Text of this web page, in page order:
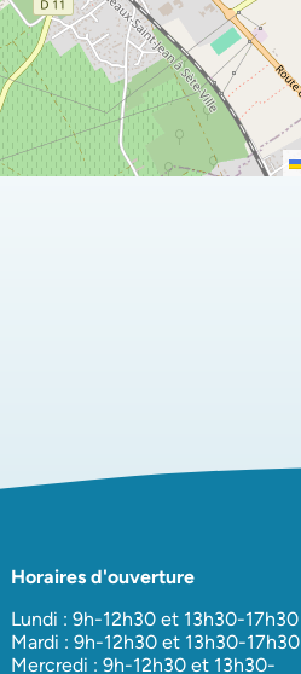
onglet)
un nouvel onglet)
Horaires d'ouverture
Lundi : 9h-12h30 et 13h30-17h30
Mardi : 9h-12h30 et 13h30-17h30
Mercredi : 9h-12h30 et 13h30-